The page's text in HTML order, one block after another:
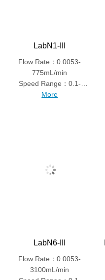
LabN1-III
Flow Rate：0.0053-
775mL/min
Speed Range：0.1-
150rpm
More
LabN6-III
Flow Rate：0.0053-
3100mL/min